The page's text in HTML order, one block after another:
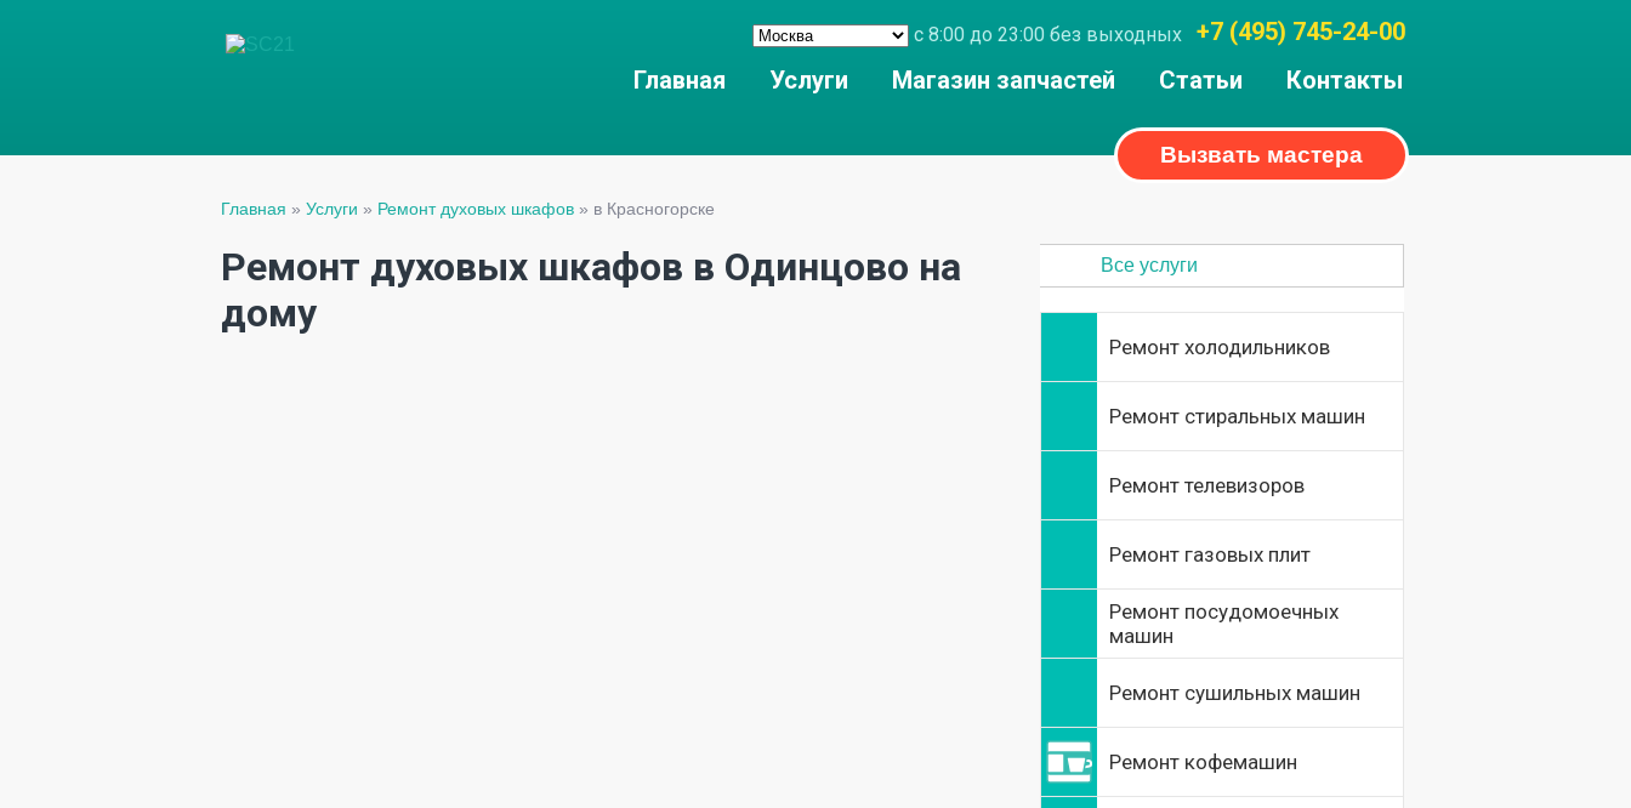
с 8:00 до 23:00 без выходных +7 (495) 745-24-00
Главная
Услуги Магазин запчастей Статьи Контакты
Вызвать мастера
Главная » Услуги » Ремонт духовых шкафов » в Красногорске
Ремонт духовых шкафов в Одинцово на
дому
Все услуги
Ремонт холодильников
Ремонт стиральных машин
Ремонт телевизоров
Ремонт газовых плит
Ремонт посудомоечных
машин
Ремонт сушильных машин
Ремонт кофемашин